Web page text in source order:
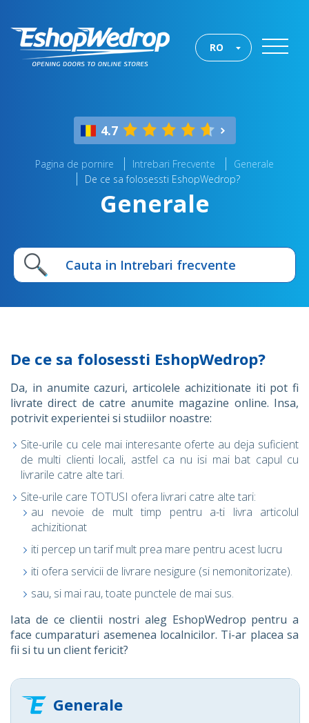
RO
4.7
Pagina de pornire Intrebari Frecvente
Generale
De ce sa folosessti EshopWedrop?
Generale
De ce sa folosessti EshopWedrop?
Da, in anumite cazuri, articolele achizitionate iti pot fi
livrate direct de catre anumite magazine online. Insa,
potrivit experientei si studiilor noastre:
Site-urile cu cele mai interesante oferte au deja suficient
de multi clienti locali, astfel ca nu isi mai bat capul cu
livrarile catre alte tari.
Site-urile care TOTUSI ofera livrari catre alte tari:
au nevoie de mult timp pentru a-ti livra articolul
achizitionat
iti percep un tarif mult prea mare pentru acest lucru
iti ofera servicii de livrare nesigure (si nemonitorizate).
sau, si mai rau, toate punctele de mai sus.
Iata de ce clientii nostri aleg EshopWedrop pentru a
face cumparaturi asemenea localnicilor. Ti-ar placea sa
fii si tu un client fericit?
Generale